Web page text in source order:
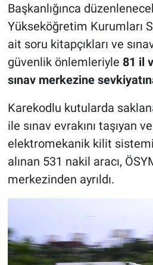
Başkanlığınca
Yükseköğretim Kurumları
ait soru kitapçıkları ve
güvenlik önlemleriyle 81 il
sınav merkezine
Karekodlu kutularda
ile sınav evrakını taşıyan
elektromekanik kilit
alınan 531 nakil aracı,
merkezinden ayrıldı.